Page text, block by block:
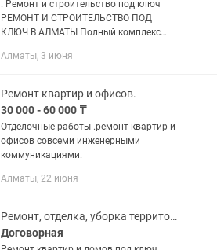
. Ремонт и строительство под ключ
РЕМОНТ И СТРОИТЕЛЬСТВО ПОД
КЛЮЧ В АЛМАТЫ Полный комплекс
черновой отделки до сдачи объекта.
квартир...
Алматы, 3 июня
Ремонт квартир и офисов.
30 000 - 60 000 ₸
Отделочные работы .ремонт квартир и
офисов совсеми инженерными
коммуникациями.
Алматы, 22 июня
Ремонт, отделка, уборка территории
Договорная